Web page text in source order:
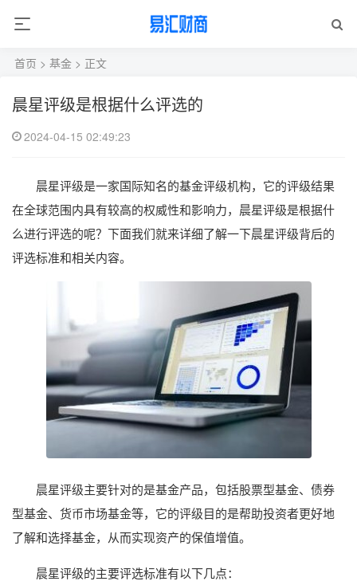
首页 > 基金 > 正文
晨星评级是根据什么评选的
2024-04-15 02:49:23
晨星评级是一家国际知名的基金评级机构，它的评级结果
在全球范围内具有较高的权威性和影响力，晨星评级是根据什
么进行评选的呢？下面我们就来详细了解一下晨星评级背后的
评选标准和相关内容。
晨星评级主要针对的是基金产品，包括股票型基金、债券
型基金、货币市场基金等，它的评级目的是帮助投资者更好地
了解和选择基金，从而实现资产的保值增值。
晨星评级的主要评选标准有以下几点：